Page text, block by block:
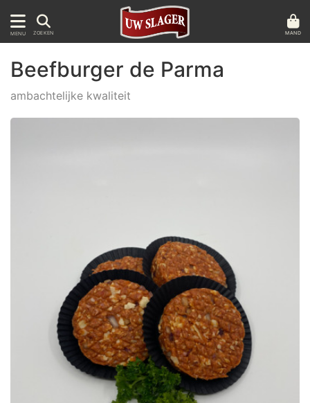
MENU ZOEKEN MAND
Beefburger de Parma
ambachtelijke kwaliteit